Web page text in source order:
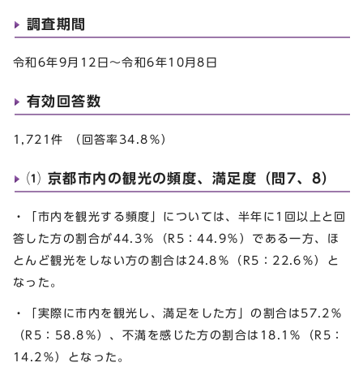
調査期間
令和6年9月12日～令和6年10月8日
有効回答数
1,721件 （回答率34.8％）
⑴ 京都市内の観光の頻度、満足度（問7、8）
・「市内を観光する頻度」については、半年に1回以上と回
答した方の割合が44.3％（R5：44.9％）である一方、ほ
とんど観光をしない方の割合は24.8％（R5：22.6％）と
なった。
・「実際に市内を観光し、満足をした方」の割合は57.2％
（R5：58.8％）、不満を感じた方の割合は18.1％（R5：
14.2％）となった。